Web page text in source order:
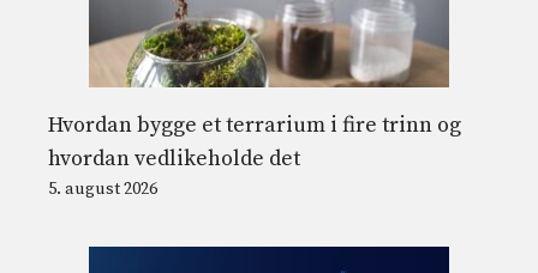
Hvordan bygge et terrarium i fire trinn og
hvordan vedlikeholde det
5. august 2026